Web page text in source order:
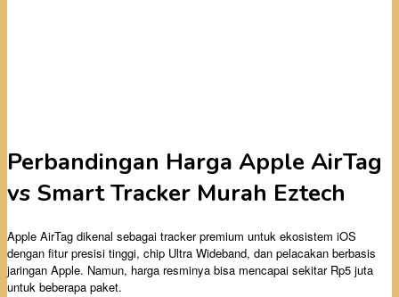
Perbandingan Harga Apple AirTag
vs Smart Tracker Murah Eztech
Apple AirTag dikenal sebagai tracker premium untuk ekosistem iOS
dengan fitur presisi tinggi, chip Ultra Wideband, dan pelacakan berbasis
jaringan Apple. Namun, harga resminya bisa mencapai sekitar Rp5 juta
untuk beberapa paket.